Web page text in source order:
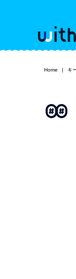
Home キ